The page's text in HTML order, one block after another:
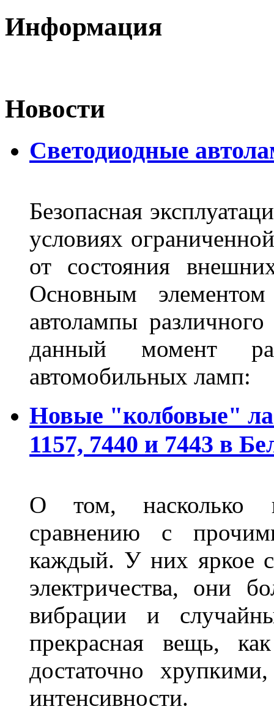
Информация
Новости
Светодиодные
Безопасная
условиях
от состояния
Основным
автолампы
данный момент
автомобильных ламп:
Новые "колбовые"
1157, 7440 и 7443 в
О том, насколько
сравнению с
каждый. У них яркое
электричества, они
вибрации и
прекрасная вещь,
достаточно
интенсивности.